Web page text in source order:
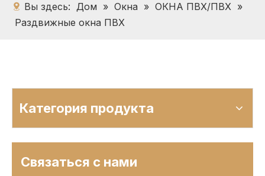
Вы здесь: Дом » Окна » ОКНА ПВХ/ПВХ »
Раздвижные окна ПВХ
Категория продукта
Связаться с нами